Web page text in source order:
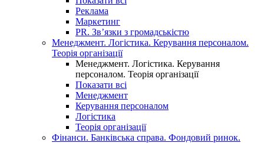
Реклама
Маркетинг
PR. Зв’язки з громадськістю
Менеджмент. Логістика. Керування персоналом.
Теорія організації
Менеджмент. Логістика. Керування
персоналом. Теорія організації
Показати всі
Менеджмент
Керування персоналом
Логістика
Теорія організації
Фінанси. Банківська справа. Фондовий ринок.